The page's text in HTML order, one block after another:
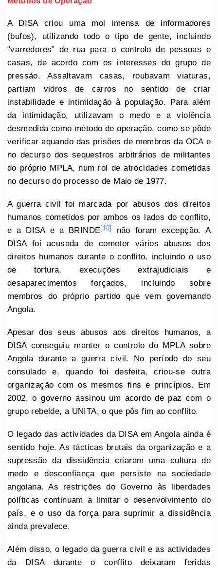
A DISA criou uma mol imensa de informadores
(bufos), utilizando todo o tipo de gente, incluindo
“varredores” de rua para o controlo de pessoas e
casas, de acordo com os interesses do grupo de
pressão. Assaltavam casas, roubavam viaturas,
partiam vidros de carros no sentido de criar
instabilidade e intimidação à população. Para além
da intimidação, utilizavam o medo e a violência
desmedida como método de operação, como se pôde
verificar aquando das prisões de membros da OCA e
no decurso dos sequestros arbitrários de militantes
do próprio MPLA, num rol de atrocidades cometidas
no decurso do processo de Maio de 1977.
A guerra civil foi marcada por abusos dos direitos
humanos cometidos por ambos os lados do conflito,
e a DISA e a BRINDE[10]não foram excepção. A
DISA foi acusada de cometer vários abusos dos
direitos humanos durante o conflito, incluindo o uso
de tortura, execuções extrajudiciais e
desaparecimentos forçados, incluindo sobre
membros do próprio partido que vem governando
Angola.
Apesar dos seus abusos aos direitos humanos, a
DISA conseguiu manter o controlo do MPLA sobre
Angola durante a guerra civil. No período do seu
consulado e, quando foi desfeita, criou-se outra
organização com os mesmos fins e princípios. Em
2002, o governo assinou um acordo de paz com o
grupo rebelde, a UNITA, o que pôs fim ao conflito.
O legado das actividades da DISA em Angola ainda é
sentido hoje. As tácticas brutais da organização e a
supressão da dissidência criaram uma cultura de
medo e desconfiança que persiste na sociedade
angolana. As restrições do Governo às liberdades
políticas continuam a limitar o desenvolvimento do
país, e o uso da força para suprimir a dissidência
ainda prevalece.
Além disso, o legado da guerra civil e as actividades
da DISA durante o conflito deixaram feridas